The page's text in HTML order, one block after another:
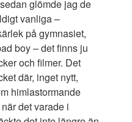
glömde jag de
vanliga –
på gymnasiet,
boy – det finns ju
och filmer. Det
där, inget nytt,
himlastormande
det varade i